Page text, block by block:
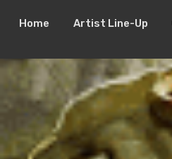
Home Artist Line-Up